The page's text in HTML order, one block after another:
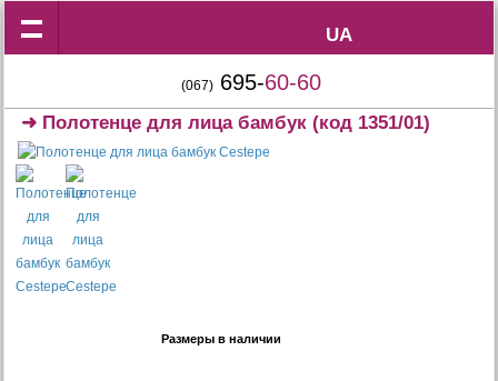
UA
UA
(067) 695-60-60
➜ Полотенце для лица бамбук (код 1351/01)
Размеры в наличии